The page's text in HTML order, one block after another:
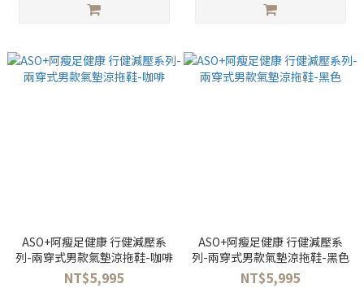
ASO+阿瘦足健康 行健減壓系
列-兩穿式男款氣墊涼拖鞋-咖啡
NT$5,995
ASO+阿瘦足健康 行健減壓系
列-兩穿式男款氣墊涼拖鞋-黑色
NT$5,995